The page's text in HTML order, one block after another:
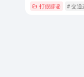
打假辟谣 # 交通